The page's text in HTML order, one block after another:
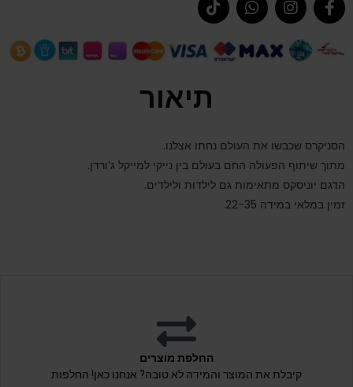
תיאור
הסניקרס שכבשו את העולם נחתו אצלנו.
מתוך שיתוף הפעולה החם בעולם בין נייקי למייקל ג’ורדן.
הדגם יוניסקס מתאימות גם לילדות ולילדים.
זמין במלאי במידה 22-35.
החלפת מוצרים
קיבלת את המוצר והמידה לא טובה? אנחנו כאן! החלפות